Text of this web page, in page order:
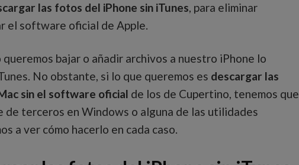
las fotos del iPhone sin iTunes, para eliminar
el software oficial de Apple.
bajar o añadir archivos a nuestro iPhone lo
No obstante, si lo que queremos es descargar las
sin el software oficial de los de Cupertino, tenemos que
terceros en Windows o alguna de las utilidades
a ver cómo hacerlo en cada caso.